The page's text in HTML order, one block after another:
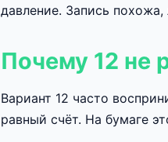
давление. Запись похожа,
Почему 12 не
Вариант 12 часто
равный счёт. На бумаге